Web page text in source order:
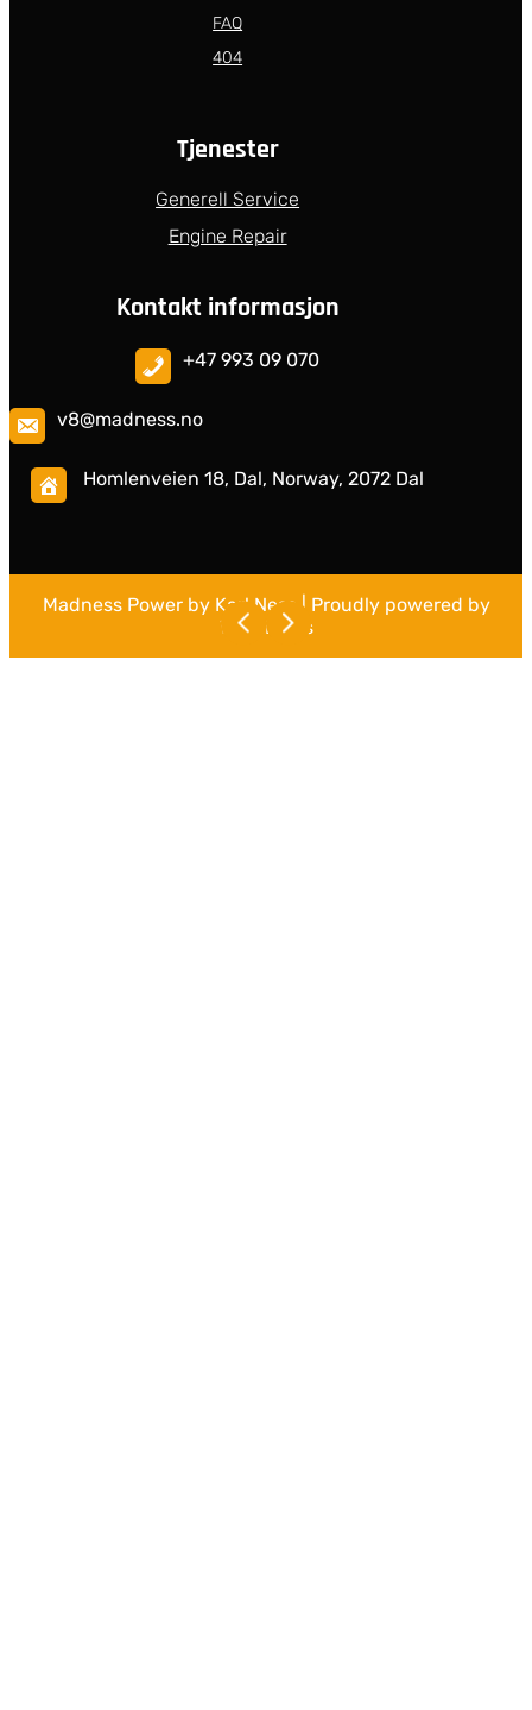
FAQ
404
Tjenester
Generell Service
Engine Repair
Kontakt informasjon
+47 993 09 070
v8@madness.no
Homlenveien 18, Dal, Norway, 2072 Dal
Madness Power by Karl Ness | Proudly powered by
WordPress